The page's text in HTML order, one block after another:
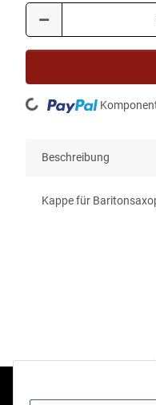
Loading...
Beschreibung
Kappe für